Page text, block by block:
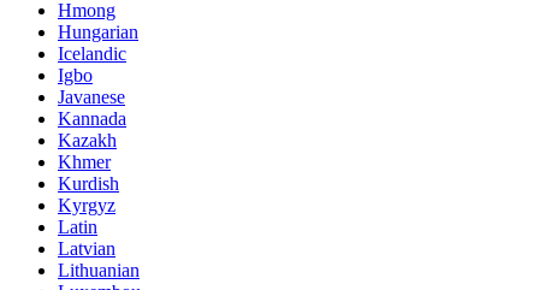
Hmong
Hungarian
Icelandic
Igbo
Javanese
Kannada
Kazakh
Khmer
Kurdish
Kyrgyz
Latin
Latvian
Lithuanian